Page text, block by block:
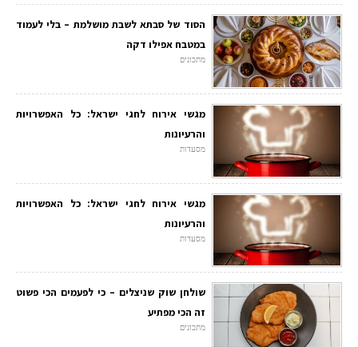
הסוד של סבתא לשבת מושלמת – בלי לעמוד
במטבח אפילו דקה
מתכונים
מגשי אירוח לחגי ישראל: כל האפשרויות
והרעיונות
מסעדות
מגשי אירוח לחגי ישראל: כל האפשרויות
והרעיונות
מסעדות
שולחן שוק שניצלים – כי לפעמים הכי פשוט
זה הכי מפתיע
מתכונים